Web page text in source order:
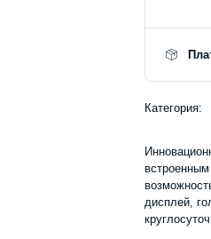
Категория:
дисплей,